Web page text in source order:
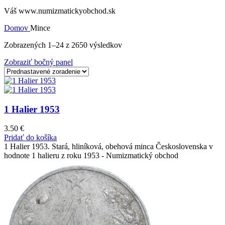
Váš www.numizmatickyobchod.sk
Domov Mince
Zobrazených 1–24 z 2650 výsledkov
Zobraziť bočný panel
1 Halier 1953
3.50 €
Pridať do košíka
1 Halier 1953. Stará, hliníková, obehová minca Československa v
hodnote 1 halieru z roku 1953 - Numizmatický obchod